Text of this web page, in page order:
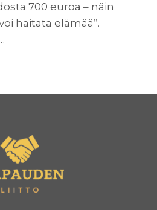
700 euroa – näin
haitata elämää”.